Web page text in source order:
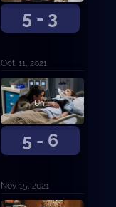
5 - 3
Oct. 11, 2021
5 - 6
Un corazón.
Nov. 15, 2021